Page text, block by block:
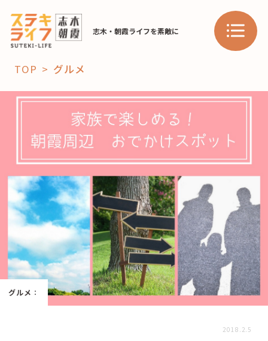
志木・朝霞ライフを素敵に
「コト」
子育て
暮らし
おすすめ
スポット 学び・教育
「場」
HAREL HAREL
活用事例
TOP グルメ
グルメ ：
2018.2.5